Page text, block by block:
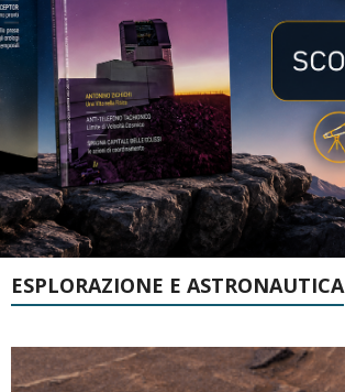
ESPLORAZIONE E ASTRONAUTICA